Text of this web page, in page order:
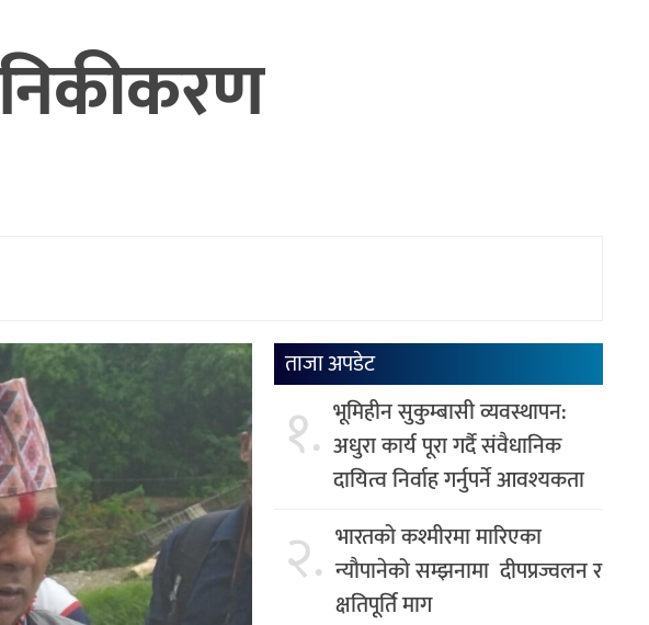
ताजा अपडेट
१. भूमिहीन सुकुम्बासी व्यवस्थापन:
अधुरा कार्य पूरा गर्दै संवैधानिक
दायित्व निर्वाह गर्नुपर्ने आवश्यकता
२. भारतको कश्मीरमा मारिएका
न्यौपानेको सम्झनामा दीपप्रज्वलन र
क्षतिपूर्ति माग